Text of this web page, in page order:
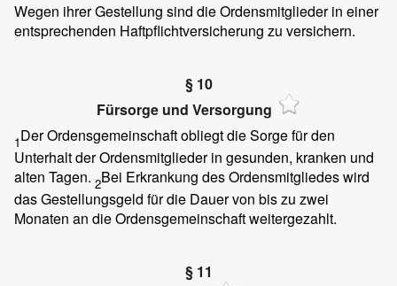
Wegen ihrer Gestellung sind die Ordensmitglieder in einer
entsprechenden Haftpflichtversicherung zu versichern.
§ 10
Fürsorge und Versorgung
1Der Ordensgemeinschaft obliegt die Sorge für den
Unterhalt der Ordensmitglieder in gesunden, kranken und
alten Tagen. 2Bei Erkrankung des Ordensmitgliedes wird
das Gestellungsgeld für die Dauer von bis zu zwei
Monaten an die Ordensgemeinschaft weitergezahlt.
§ 11